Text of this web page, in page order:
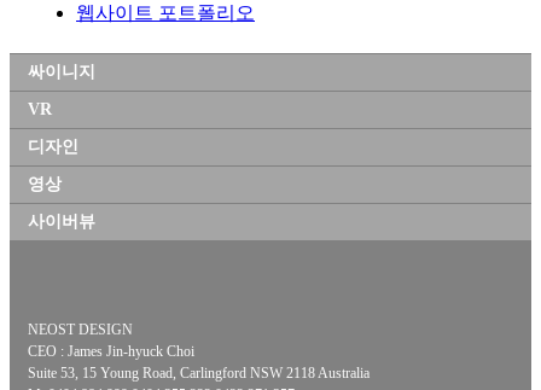
웹사이트 포트폴리오
싸이니지
VR
디자인
영상
사이버뷰
NEOST DESIGN
CEO : James Jin-hyuck Choi
Suite 53, 15 Young Road, Carlingford NSW 2118 Australia